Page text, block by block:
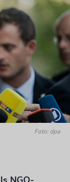
Foto: dpa